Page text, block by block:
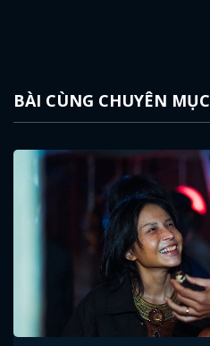
BÀI CÙNG CHUYÊN MỤC